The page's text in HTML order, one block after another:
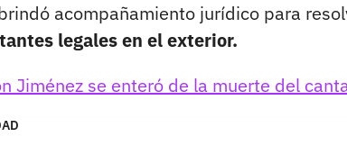
acompañamiento jurídico para
legales en el exterior.
Jiménez se enteró de la muerte del